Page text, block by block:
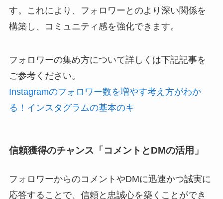
す。これにより、フォロワーとのより深い関係を
構築し、コミュニティ感を強化できます。
フォロワーの集め方について詳しくは下記記事を
ご参考ください。
Instagramのフォロワー数を増やす考え方がわか
る！インスタグラムの基本のキ
信頼獲得のチャンス「コメントとDMの活用」
フォロワーからのコメントやDMに迅速かつ誠実に
応答することで、信頼と忠誠心を築くことができ